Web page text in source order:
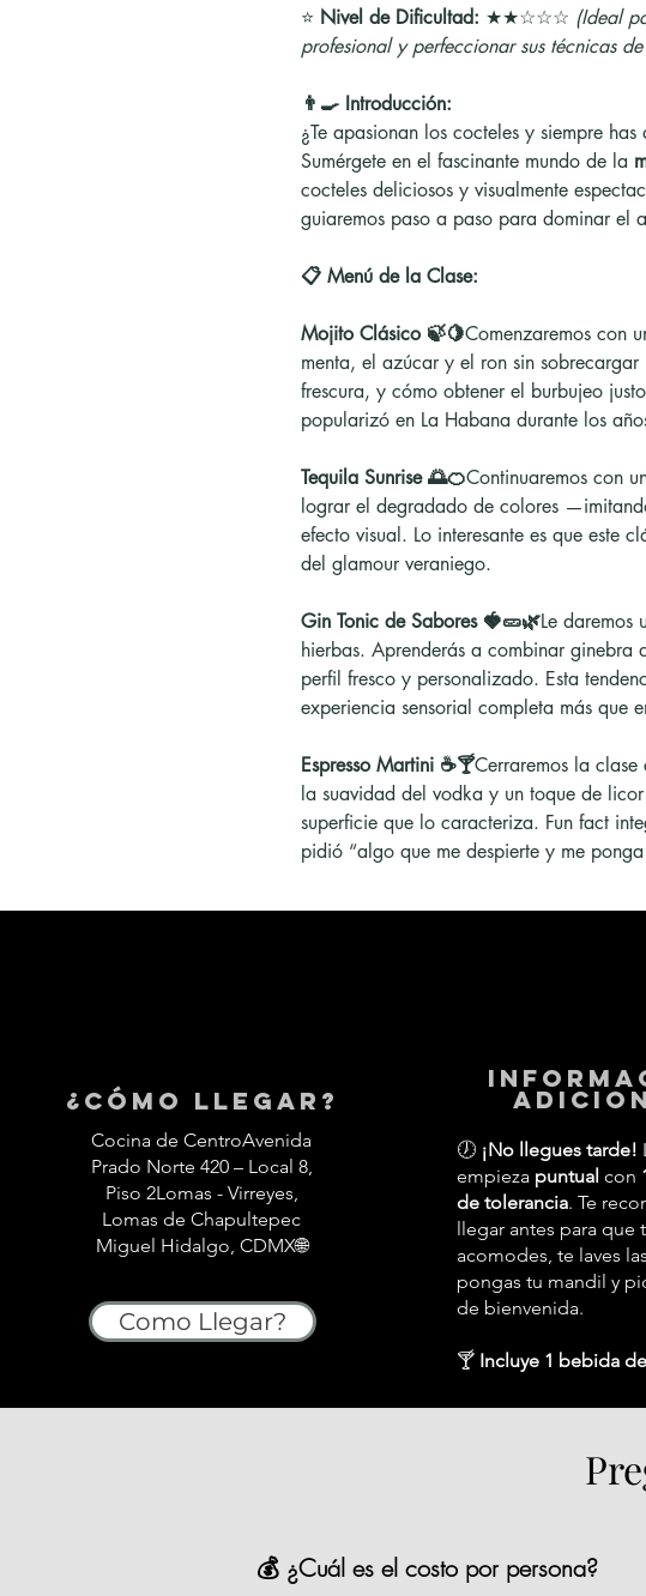
⭐ Nivel de Dificultad: ★★☆☆☆ (Ideal
profesional y perfeccionar sus técnicas
👨‍🍳 Introducción:
¿Te apasionan los cocteles y siempre
Sumérgete en el fascinante mundo de la
cocteles deliciosos y visualmente
guiaremos paso a paso para dominar el
📋 Menú de la Clase:
Mojito Clásico 🍃🍋Comenzaremos con
menta, el azúcar y el ron sin
frescura, y cómo obtener el burbujeo
popularizó en La Habana durante los
Tequila Sunrise 🌅🍊Continuaremos con
lograr el degradado de colores
efecto visual. Lo interesante es que este
del glamour veraniego.
Gin Tonic de Sabores 🍓🥒🌿Le daremos
hierbas. Aprenderás a combinar
perfil fresco y personalizado. Esta
experiencia sensorial completa más que
Espresso Martini ☕🍸Cerraremos la
la suavidad del vodka y un toque de
superficie que lo caracteriza. Fun fact
pidió “algo que me despierte y me
¿Cómo llegar?
Cocina de CentroAvenida
Prado Norte 420 – Local 8,
Piso 2Lomas - Virreyes,
Lomas de Chapultepec
Miguel Hidalgo, CDMX🌐
Como Llegar?
🕖¡No llegues tarde!
empieza puntual con
de tolerancia. Te
llegar antes para que
acomodes, te laves
pongas tu mandil y
de bienvenida.
🍸Incluye 1 bebida
💰 ¿Cuál es el costo por persona?